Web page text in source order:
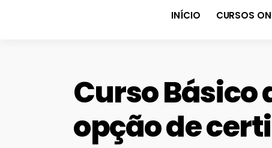
INÍCIO CURSOS
Curso Básico
opção de